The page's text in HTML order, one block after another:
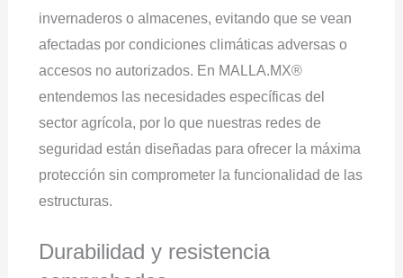
invernaderos o almacenes, evitando que se vean
afectadas por condiciones climáticas adversas o
accesos no autorizados. En MALLA.MX®
entendemos las necesidades específicas del
sector agrícola, por lo que nuestras redes de
seguridad están diseñadas para ofrecer la máxima
protección sin comprometer la funcionalidad de las
estructuras.
Durabilidad y resistencia